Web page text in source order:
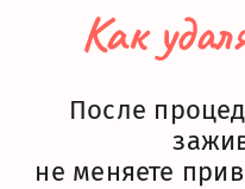
Как
После
не меняете